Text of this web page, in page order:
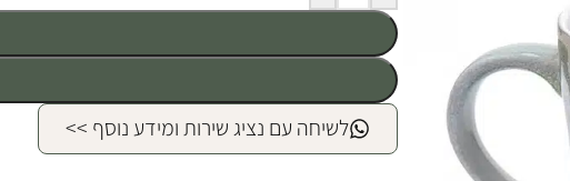
לשיחה עם נציג שירות ומידע נוסף >>